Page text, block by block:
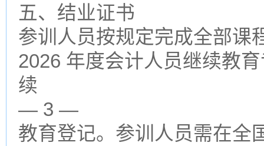
五、结业证书
参训人员按规定完成全部课
2026 年度会计人员继续教
续
— 3 —
教育登记。参训人员需在全